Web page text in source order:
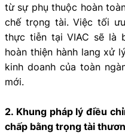
từ sự phụ thuộc hoàn
chế trọng tài. Việc tối
thực tiễn tại VIAC sẽ là
hoàn thiện hành lang xử
kinh doanh của toàn
mới.
2. Khung pháp lý điều
chấp bằng trọng tài